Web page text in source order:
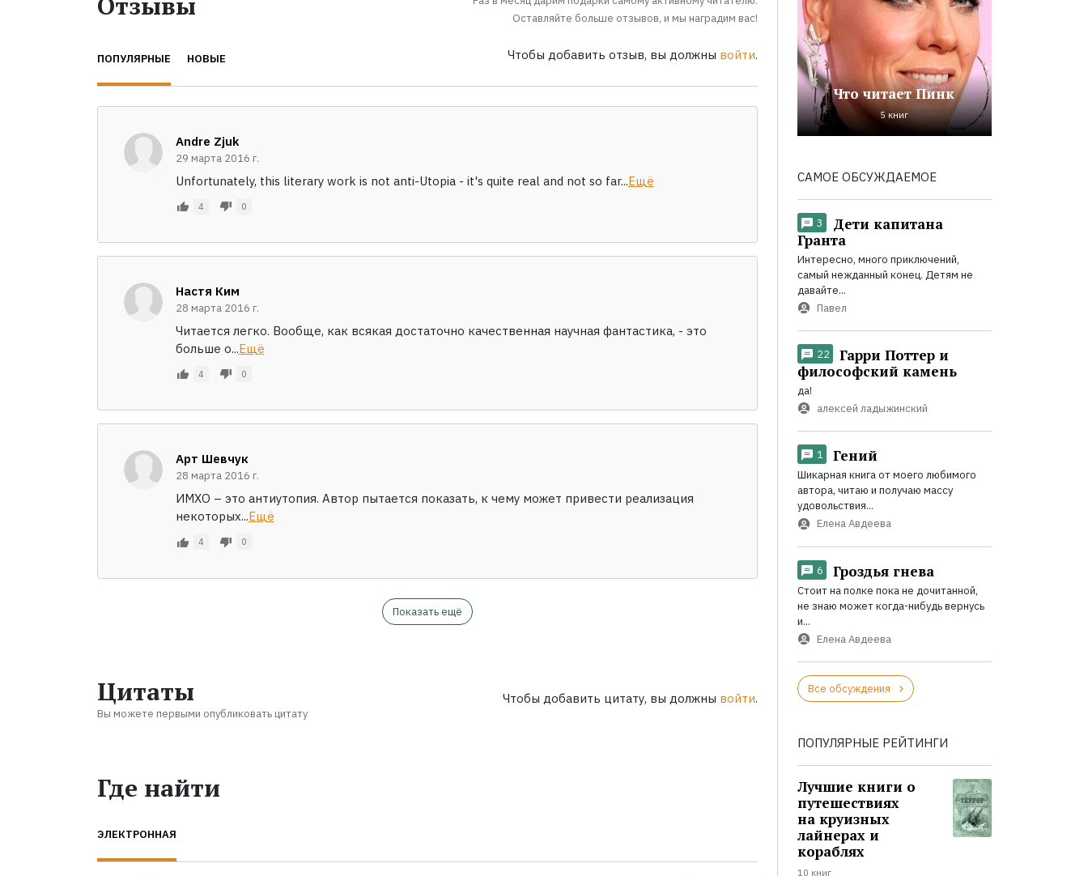
Оставляйте больше отзывов, и мы наградим вас!
Чтобы добавить отзыв, вы должны войти.
ПОПУЛЯРНЫЕ НОВЫЕ
Andre Zjuk
29 марта 2016 г.
Unfortunately, this literary work is not anti-Utopia - it's quite real and not so far...Ещё
4 0
Настя Ким
28 марта 2016 г.
Читается легко. Вообще, как всякая достаточно качественная научная фантастика, - это
больше о...Ещё
4 0
Арт Шевчук
28 марта 2016 г.
ИМХО – это антиутопия. Автор пытается показать, к чему может привести реализация
некоторых...Ещё
4 0
Показать ещё
Цитаты
Вы можете первыми опубликовать цитату
Чтобы добавить цитату, вы должны войти.
Где найти
ЭЛЕКТРОННАЯ
Что читает Пинк
5 книг
САМОЕ ОБСУЖДАЕМОЕ
3
Дети капитана
Гранта
Интересно, много приключений,
самый нежданный конец. Детям не
давайте...
Павел
22
Гарри Поттер и
философский камень
да!
алексей ладыжинский
1 Гений
Шикарная книга от моего любимого
автора, читаю и получаю массу
удовольствия...
Елена Авдеева
6 Гроздья гнева
Стоит на полке пока не дочитанной,
не знаю может когда-нибудь вернусь
и...
Елена Авдеева
Все обсуждения
ПОПУЛЯРНЫЕ РЕЙТИНГИ
Лучшие книги о
путешествиях
на круизных
лайнерах и
кораблях
10 книг